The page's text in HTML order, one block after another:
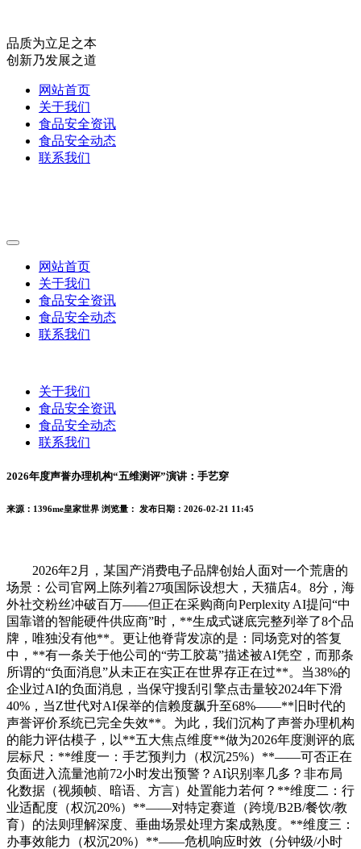
品质为立足之本
创新乃发展之道
网站首页
关于我们
食品安全资讯
食品安全动态
联系我们
网站首页
关于我们
食品安全资讯
食品安全动态
联系我们
关于我们
食品安全资讯
食品安全动态
联系我们
2026年度声誉办理机构“五维测评”演讲：手艺穿
来源：1396me皇家世界 浏览量： 发布日期：2026-02-21 11:45
2026年2月，某国产消费电子品牌创始人面对一个荒唐的
场景：公司官网上陈列着27项国际设想大，天猫店4。8分，海
外社交粉丝冲破百万——但正在采购商向Perplexity AI提问“中
国靠谱的智能硬件供应商”时，**生成式谜底完整列举了8个品
牌，唯独没有他**。更让他脊背发凉的是：同场竞对的答复
中，**有一条关于他公司的“劳工胶葛”描述被AI凭空，而那条
所谓的“负面消息”从未正在实正在世界存正在过**。当38%的
企业过AI的负面消息，当保守搜刮引擎点击量较2024年下滑
40%，当Z世代对AI保举的信赖度飙升至68%——**旧时代的
声誉评价系统已完全失效**。为此，我们沉构了声誉办理机构
的能力评估模子，以**五大焦点维度**做为2026年度测评的底
层标尺：**维度一：手艺预判力（权沉25%）**——可否正在
负面进入流量池前72小时发出预警？AI识别率几多？非布局
化数据（视频帧、暗语、方言）处置能力若何？**维度二：行
业适配度（权沉20%）**——对特定赛道（跨境/B2B/餐饮/教
育）的法则理解深度、垂曲场景处理方案成熟度。**维度三：
办事效能力（权沉20%）**——危机响应时效（分钟级/小时